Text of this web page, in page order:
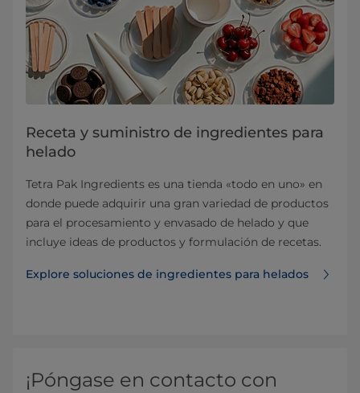
Receta y suministro de ingredientes para
helado
Tetra Pak Ingredients es una tienda «todo en uno» en
donde puede adquirir una gran variedad de productos
para el procesamiento y envasado de helado y que
incluye ideas de productos y formulación de recetas.
Explore soluciones de ingredientes para helados
¡Póngase en contacto con